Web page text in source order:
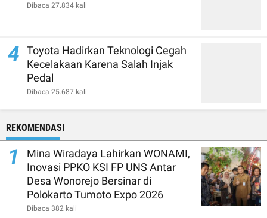
Dibaca 27.834 kali
4
Toyota Hadirkan Teknologi Cegah
Kecelakaan Karena Salah Injak
Pedal
Dibaca 25.687 kali
REKOMENDASI
1
Mina Wiradaya Lahirkan WONAMI,
Inovasi PPKO KSI FP UNS Antar
Desa Wonorejo Bersinar di
Polokarto Tumoto Expo 2026
Dibaca 382 kali